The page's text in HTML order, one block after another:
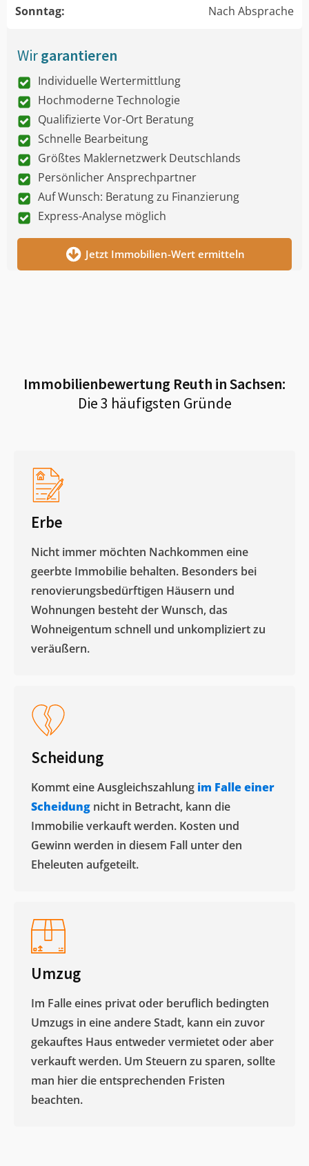
Sonntag:
Nach Absprache
Wirgarantieren
Individuelle Wertermittlung
Hochmoderne Technologie
Qualifizierte Vor-Ort Beratung
Schnelle Bearbeitung
Größtes Maklernetzwerk Deutschlands
Persönlicher Ansprechpartner
Auf Wunsch: Beratung zu Finanzierung
Express-Analyse möglich
Jetzt Immobilien-Wert ermitteln
Immobilienbewertung Reuth in Sachsen:
Die 3 häufigsten Gründe
Erbe
Nicht immer möchten Nachkommen eine
geerbte Immobilie behalten. Besonders bei
renovierungsbedürftigen Häusern und
Wohnungen besteht der Wunsch, das
Wohneigentum schnell und unkompliziert zu
veräußern. ​
Scheidung
Kommt eine Ausgleichszahlung im Falle einer
Scheidung nicht in Betracht, kann die
Immobilie verkauft werden. Kosten und
Gewinn werden in diesem Fall unter den
Eheleuten aufgeteilt.​
Umzug
Im Falle eines privat oder beruflich bedingten
Umzugs in eine andere Stadt, kann ein zuvor
gekauftes Haus entweder vermietet oder aber
verkauft werden. Um Steuern zu sparen, sollte
man hier die entsprechenden Fristen
beachten.